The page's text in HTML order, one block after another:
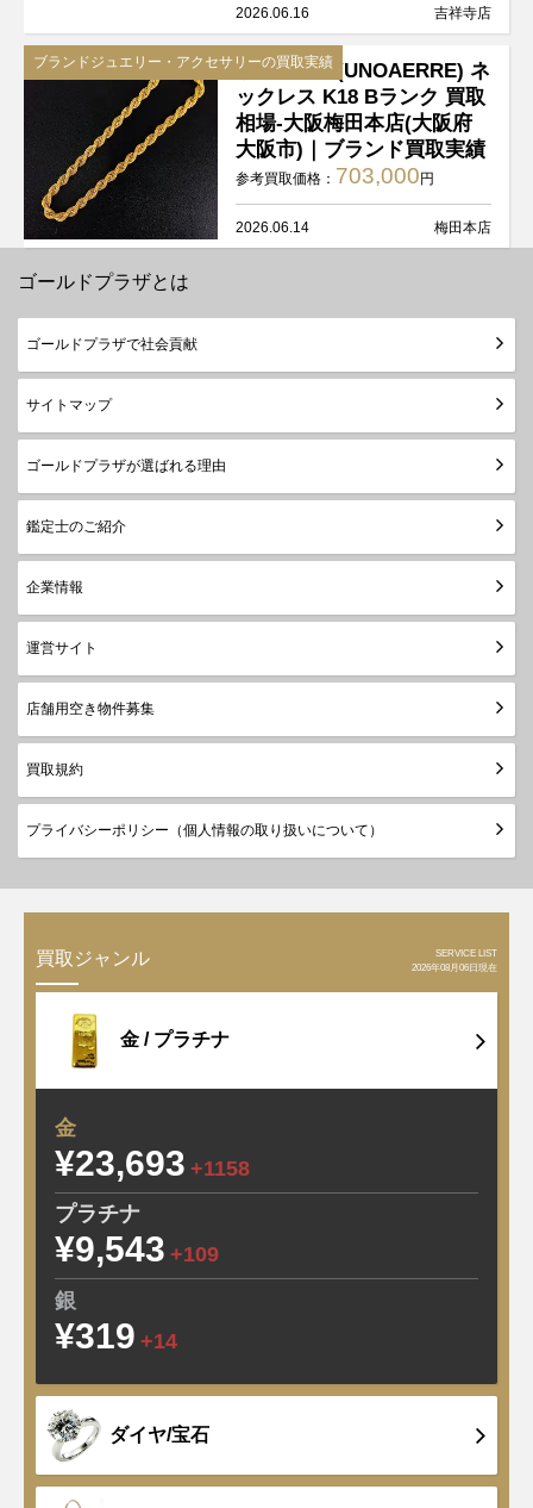
2026.06.16 吉祥寺店
ブランドジュエリー・アクセサリーの買取実績ウノアエレ(UNOAERRE) ネ
ックレス K18 Bランク 買取
相場-大阪梅田本店(大阪府
大阪市)｜ブランド買取実績
参考買取価格： 703,000円
2026.06.14 梅田本店
ゴールドプラザとは
ゴールドプラザで社会貢献
サイトマップ
ゴールドプラザが選ばれる理由
鑑定士のご紹介
企業情報
運営サイト
店舗用空き物件募集
買取規約
プライバシーポリシー（個人情報の取り扱いについて）
買取ジャンル
SERVICE LIST
2026年08月06日現在
金 / プラチナ
金
¥23,693 +1158
プラチナ
¥9,543 +109
銀
¥319 +14
ダイヤ/宝石